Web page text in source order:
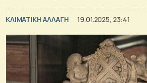
ΚΛΙΜΑΤΙΚΗ ΑΛΛΑΓΗ 19.01.2025, 23:41